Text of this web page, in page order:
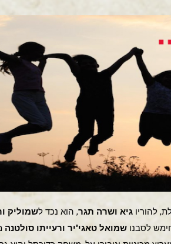
גיא ושרה תגר, הוא נכד לשמוליק
לסבנו שמואל טאגי'יר ורעייתו סולטנה